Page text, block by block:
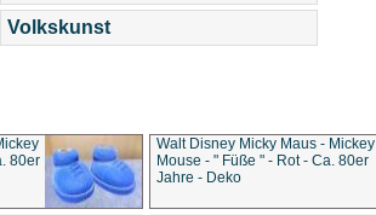
Volkskunst
80er
Walt Disney Micky Maus - Mickey
Mouse - " Füße " - Rot - Ca. 80er
Jahre - Deko